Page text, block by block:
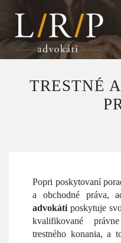
TRESTNÉ
Popri poskytovaní
a obchodné práva,
advokáti poskytuje
kvalifikované
trestného konania, a